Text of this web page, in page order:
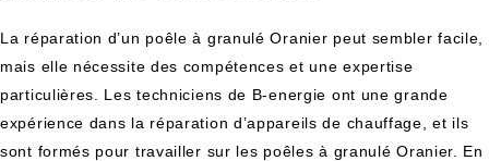
La réparation d’un poêle à granulé Oranier peut sembler facile,
mais elle nécessite des compétences et une expertise
particulières. Les techniciens de B-energie ont une grande
expérience dans la réparation d’appareils de chauffage, et ils
sont formés pour travailler sur les poêles à granulé Oranier. En